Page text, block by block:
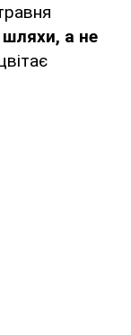
шляхи, а не